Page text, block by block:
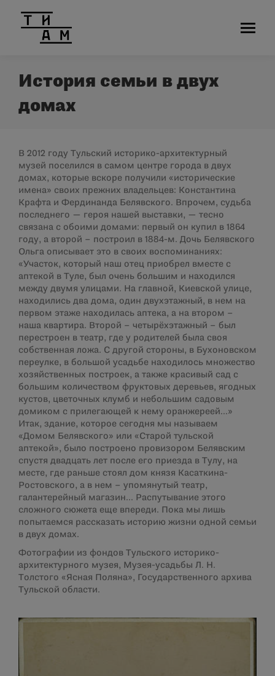
История семьи в двух
домах
В 2012 году Тульский историко-архитектурный
музей поселился в самом центре города в двух
домах, которые вскоре получили «исторические
имена» своих прежних владельцев: Константина
Крафта и Фердинанда Белявского. Впрочем, судьба
последнего — героя нашей выставки, — тесно
связана с обоими домами: первый он купил в 1864
году, а второй – построил в 1884-м. Дочь Белявского
Ольга описывает это в своих воспоминаниях:
«Участок, который наш отец приобрел вместе с
аптекой в Туле, был очень большим и находился
между двумя улицами. На главной, Киевской улице,
находились два дома, один двухэтажный, в нем на
первом этаже находилась аптека, а на втором –
наша квартира. Второй – четырёхэтажный – был
перестроен в театр, где у родителей была своя
собственная ложа. С другой стороны, в Бухоновском
переулке, в большой усадьбе находилось множество
хозяйственных построек, а также красивый сад с
большим количеством фруктовых деревьев, ягодных
кустов, цветочных клумб и небольшим садовым
домиком с прилегающей к нему оранжереей…»
Итак, здание, которое сегодня мы называем
«Домом Белявского» или «Старой тульской
аптекой», было построено провизором Белявским
спустя двадцать лет после его приезда в Тулу, на
месте, где раньше стоял дом князя Касаткина-
Ростовского, а в нем – упомянутый театр,
галантерейный магазин… Распутывание этого
сложного сюжета еще впереди. Пока мы лишь
попытаемся рассказать историю жизни одной семьи
в двух домах.
Фотографии из фондов Тульского историко-
архитектурного музея, Музея-усадьбы Л. Н.
Толстого «Ясная Поляна», Государственного архива
Тульской области.